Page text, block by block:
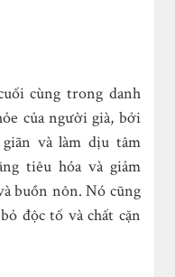
cùng trong danh
của người già, bởi
và làm dịu tâm
tiêu hóa và giảm
buồn nôn. Nó cũng
độc tố và chất cặn